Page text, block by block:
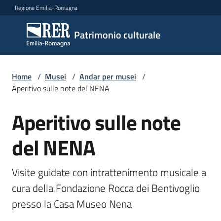
Vai al contenuto
Vai alla navigazione
Vai al footer
Regione Emilia-Romagna
Patrimonio culturale
Patrimonio
culturale
Argomenti
Novità
Servizi
Leggi
Atti
Home / Musei / Andar per musei /
Aperitivo sulle note del NENA
Salta al contenuto
Aperitivo sulle note
del NENA
Visite guidate con intrattenimento musicale a
cura della Fondazione Rocca dei Bentivoglio
presso la Casa Museo Nena